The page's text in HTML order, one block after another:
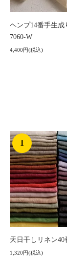
ヘンプ14番手生成
7060-W
4,400円(税込)
1
天日干しリネン40
1,320円(税込)